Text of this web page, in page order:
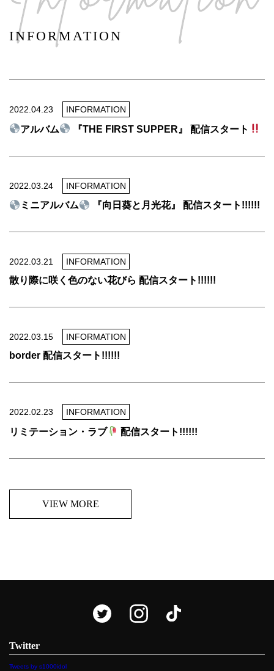
INFORMATION
2022.04.23 INFORMATION
アルバム 『THE FIRST SUPPER』 配信スタート
2022.03.24 INFORMATION
ミニアルバム 『向日葵と月光花』 配信スタート!!!!!!
2022.03.21 INFORMATION
散り際に咲く色のない花びら 配信スタート!!!!!!
2022.03.15 INFORMATION
border 配信スタート!!!!!!
2022.02.23 INFORMATION
リミテーション・ラブ 配信スタート!!!!!!
VIEW MORE
Twitter
Tweets by s1000idol